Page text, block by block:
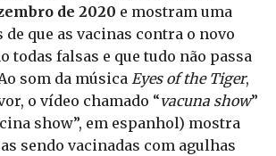
de 2020 e mostram uma
de que as vacinas contra o novo
todas falsas e que tudo não passa
som da música Eyes of the Tiger,
o vídeo chamado “vacuna show”
show”, em espanhol) mostra
sendo vacinadas com agulhas